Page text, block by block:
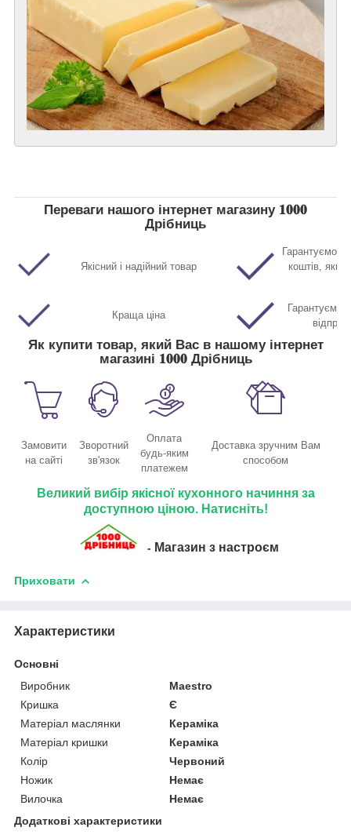
Переваги нашого інтернет магазину 𝟏𝟎𝟎𝟎
Дрібниць
Якісний і надійний товар
Гарантуємо
коштів,
Краща ціна
Гарантуємо
Як купити товар, який Вас в нашому інтернет
магазині 𝟏𝟎𝟎𝟎 Дрібниць
Замовити
на сайті
Зворотний
зв'язок
Оплата
будь-яким
платежем
Доставка зручним Вам
способом
Великий вибір якісної кухонного начиння за
доступною ціною. Натисніть!
- Магазин з настроєм
Приховати
Характеристики
Основні
Виробник
Maestro
Кришка
Є
Матеріал маслянки
Кераміка
Матеріал кришки
Кераміка
Колір
Червоний
Ножик
Немає
Вилочка
Немає
Додаткові характеристики